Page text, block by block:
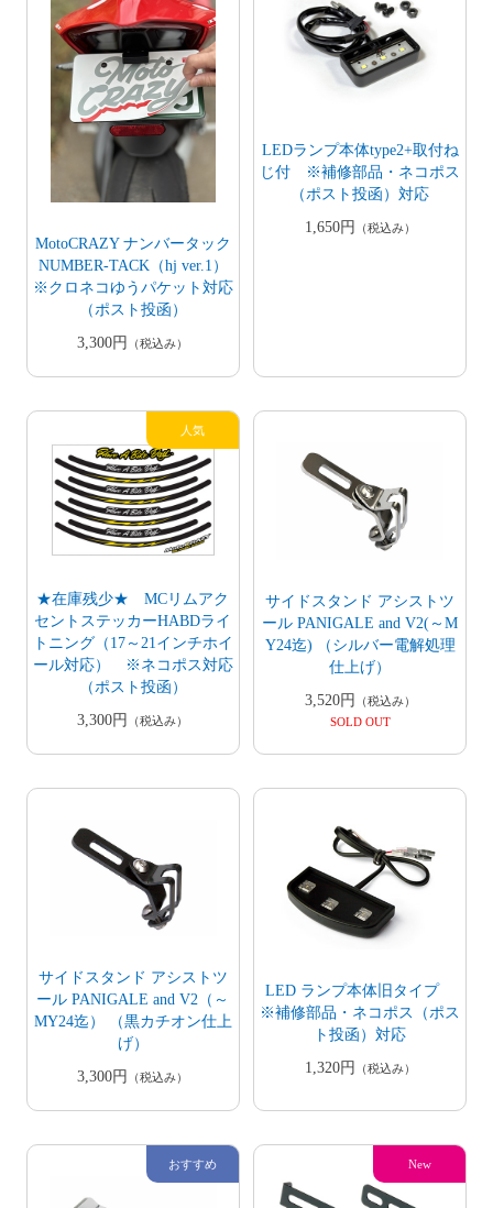
MotoCRAZY ナンバータック
NUMBER-TACK（hj ver.1）
※クロネコゆうパケット対応
（ポスト投函）
3,300円
（税込み）
LEDランプ本体type2+取付ね
じ付 ※補修部品・ネコポス
（ポスト投函）対応
1,650円
（税込み）
★在庫残少★ MCリムアク
セントステッカーHABDライ
トニング（17～21インチホイ
ール対応） ※ネコポス対応
（ポスト投函）
3,300円
（税込み）
サイドスタンド アシストツ
ール PANIGALE and V2(～M
Y24迄) （シルバー電解処理
仕上げ）
3,520円
（税込み）
SOLD OUT
サイドスタンド アシストツ
ール PANIGALE and V2（～
MY24迄） （黒カチオン仕上
げ）
3,300円
（税込み）
LED ランプ本体旧タイプ
※補修部品・ネコポス（ポス
ト投函）対応
1,320円
（税込み）